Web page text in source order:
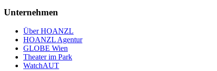
Unternehmen
Über HOANZL
HOANZL Agentur
GLOBE Wien
Theater im Park
WatchAUT